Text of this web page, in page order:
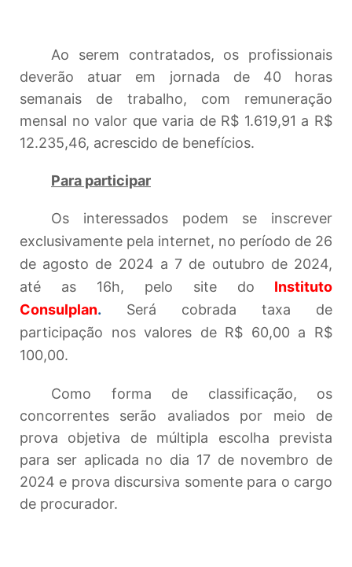
Ao serem contratados, os profissionais
deverão atuar em jornada de 40 horas
semanais de trabalho, com remuneração
mensal no valor que varia de R$ 1.619,91 a R$
12.235,46, acrescido de benefícios.
Para participar
Os interessados podem se inscrever
exclusivamente pela internet, no período de 26
de agosto de 2024 a 7 de outubro de 2024,
até as 16h, pelo site do
Instituto
Consulplan. Será cobrada taxa de
participação nos valores de R$ 60,00 a R$
100,00.
Como forma de classificação, os
concorrentes serão avaliados por meio de
prova objetiva de múltipla escolha prevista
para ser aplicada no dia 17 de novembro de
2024 e prova discursiva somente para o cargo
de procurador.